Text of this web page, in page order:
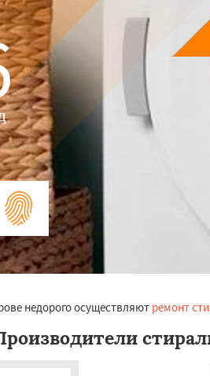
недорого осуществляют ремонт